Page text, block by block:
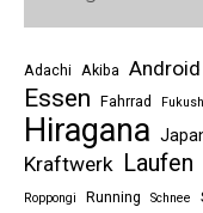
Adachi Akiba Android
Essen Fahrrad
Hiragana
Kraftwerk Laufen
Roppongi
Running Schnee